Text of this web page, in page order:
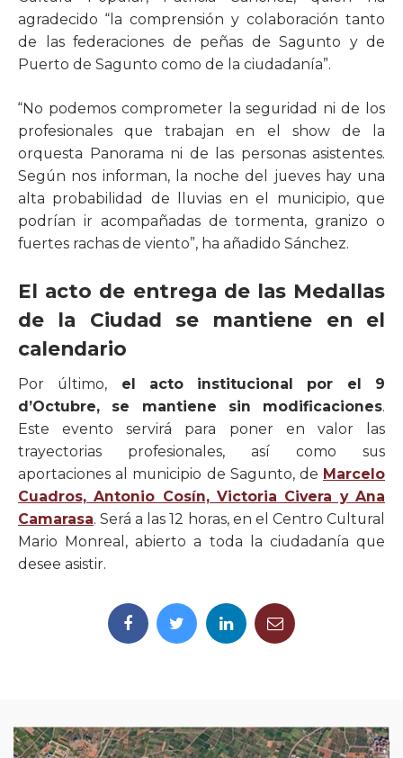
agradecido “la comprensión y colaboración tanto
de las federaciones de peñas de Sagunto y de
Puerto de Sagunto como de la ciudadanía”.
“No podemos comprometer la seguridad ni de los
profesionales que trabajan en el show de la
orquesta Panorama ni de las personas asistentes.
Según nos informan, la noche del jueves hay una
alta probabilidad de lluvias en el municipio, que
podrían ir acompañadas de tormenta, granizo o
fuertes rachas de viento”, ha añadido Sánchez.
El acto de entrega de las Medallas
de la Ciudad se mantiene en el
calendario
Por último, el acto institucional por el 9
d’Octubre, se mantiene sin modificaciones.
Este evento servirá para poner en valor las
trayectorias profesionales, así como sus
aportaciones al municipio de Sagunto, de Marcelo
Cuadros, Antonio Cosín, Victoria Civera y Ana
Camarasa. Será a las 12 horas, en el Centro Cultural
Mario Monreal, abierto a toda la ciudadanía que
desee asistir.